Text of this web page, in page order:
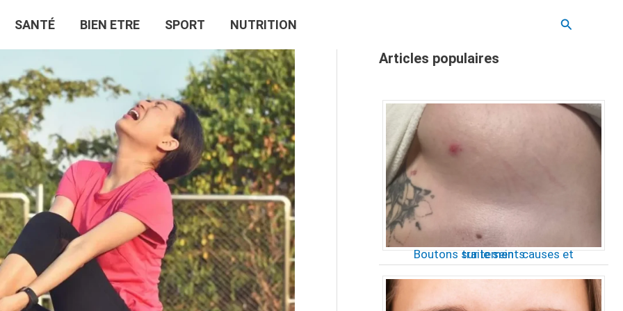
SANTÉ BIEN ETRE SPORT NUTRITION
Articles populaires
Boutons sur le sein : causes et traitements